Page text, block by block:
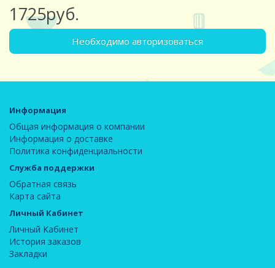
1725руб.
Необходимо авторизоваться
Информация
Общая информация о компании
Информация о доставке
Политика конфиденциальности
Служба поддержки
Обратная связь
Карта сайта
Личный Кабинет
Личный Кабинет
История заказов
Закладки